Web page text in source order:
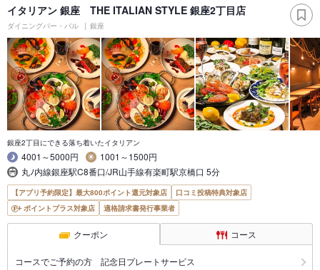
イタリアン 銀座 THE ITALIAN STYLE 銀座2丁目店
ダイニングバー・バル 銀座
銀座2丁目にできる落ち着いたイタリアン
4001～5000円
1001～1500円
丸ﾉ内線銀座駅C8番口/JR山手線有楽町駅京橋口 5分
【アプリ予約限定】最大800ポイント還元対象店
口コミ投稿特典対象店
ポイントプラス対象店
適格請求書発行事業者
クーポン コース
コースでご予約の方 記念日プレートサービス